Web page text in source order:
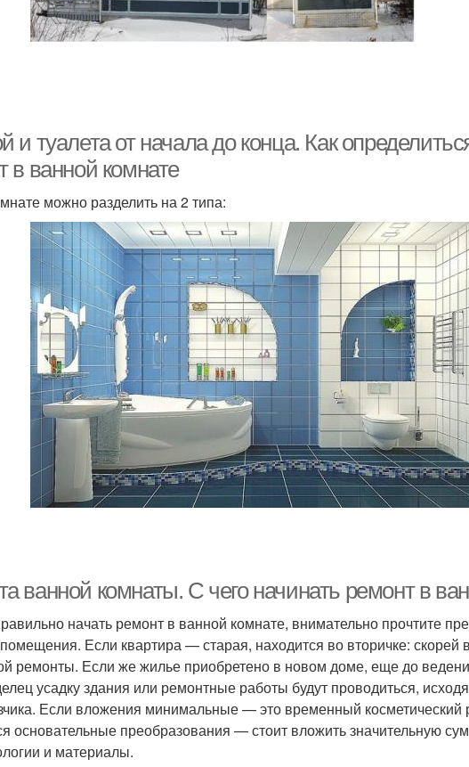
и туалета от начала до конца. Как
в ванной комнате
можно разделить на 2 типа:
ванной комнаты. С чего начинать ремонт в
начать ремонт в ванной комнате, внимательно прочтите
Если квартира — старая, находится во вторичке: скорей
ремонты. Если же жилье приобретено в новом доме, еще до
усадку здания или ремонтные работы будут проводиться,
Если вложения минимальные — это временный косметический
основательные преобразования — стоит вложить значительную
и материалы.